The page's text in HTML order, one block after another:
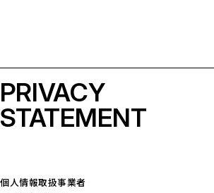
PRIVACY
STATEMENT
個人情報取扱事業者